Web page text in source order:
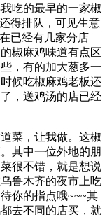
吃的最早的一家椒
得排队，可见生意
已经有几家分店
椒麻鸡味道有点区
，有的加大葱多一
候吃椒麻鸡老板还
，送鸡汤的店已经
菜，让我做。这椒
其中一位外地的朋
很不错，就是想说
鲁木齐的夜市上吃
你的指点哦~~~其
去不同的店买，就